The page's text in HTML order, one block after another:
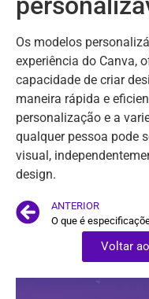
Os modelos
experiência do Canva,
capacidade de criar
maneira rápida e
personalização e a
qualquer pessoa pode
visual,
design.
ANTERIOR
Voltar